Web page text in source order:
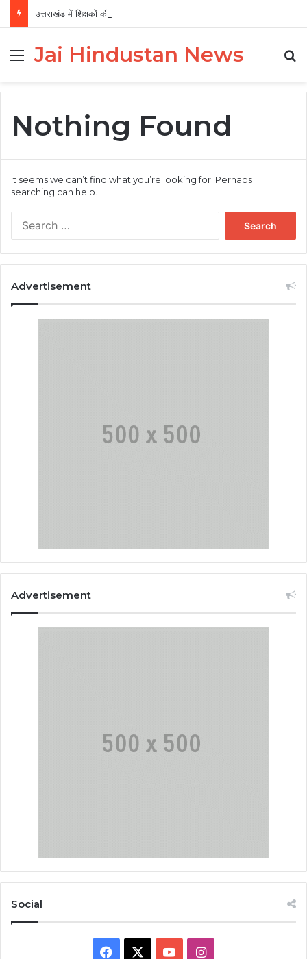
Menu
Jai Hindustan News
Nothing Found
It seems we can’t find what you’re looking for. Perhaps
searching can help.
Advertisement
Advertisement
Social
Facebook YouTubeInstagram